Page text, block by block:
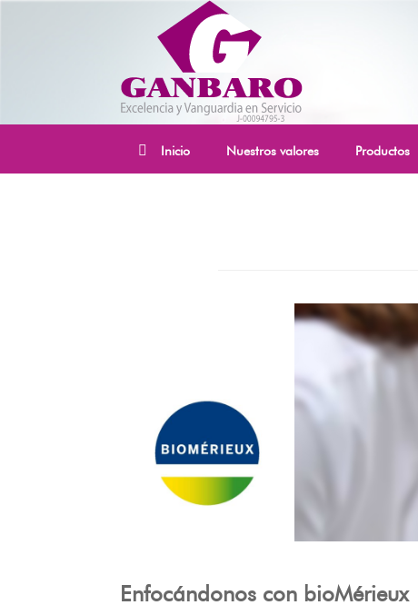
Inicio Nuestros valores Productos
Enfocándonos con bioMérieux